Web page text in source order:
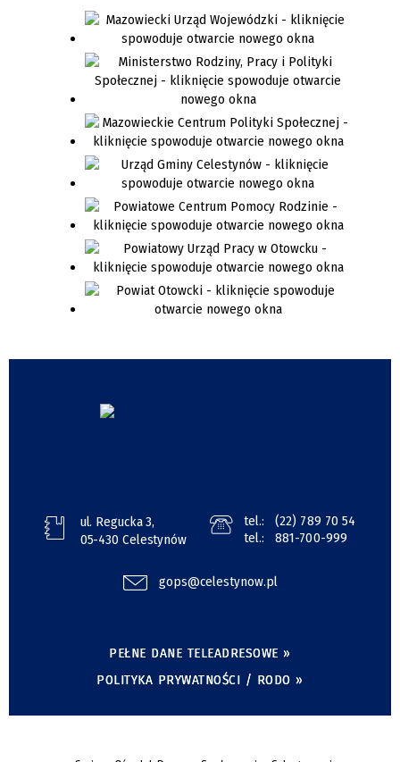
ul. Regucka 3,
05-430 Celestynów
tel.:
(22) 789 70 54
tel.:
881-700-999
gops@celestynow.pl
PEŁNE DANE TELEADRESOWE »
POLITYKA PRYWATNOŚCI / RODO »